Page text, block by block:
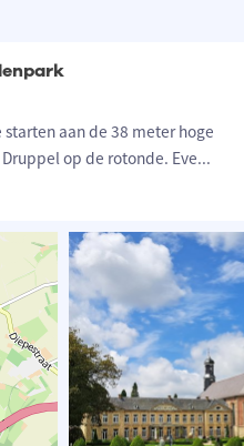
aan de 38 meter hoge
op de rotonde. Eve...